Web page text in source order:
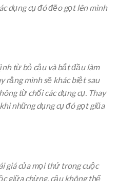
dụng cụ đó đẽo gọt lên mình
từ bỏ cậu và bắt đầu làm
rằng mình sẽ khác biệt sau
từ chối các dụng cụ. Thay
những dụng cụ đó gọt giũa
giá của mọi thứ trong cuộc
giữa chừng, cậu không thể